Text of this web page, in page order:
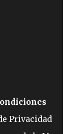
Privacidad